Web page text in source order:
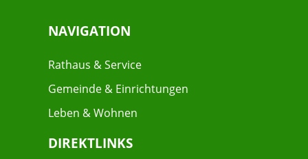
NAVIGATION
Rathaus & Service
Gemeinde & Einrichtungen
Leben & Wohnen
DIREKTLINKS